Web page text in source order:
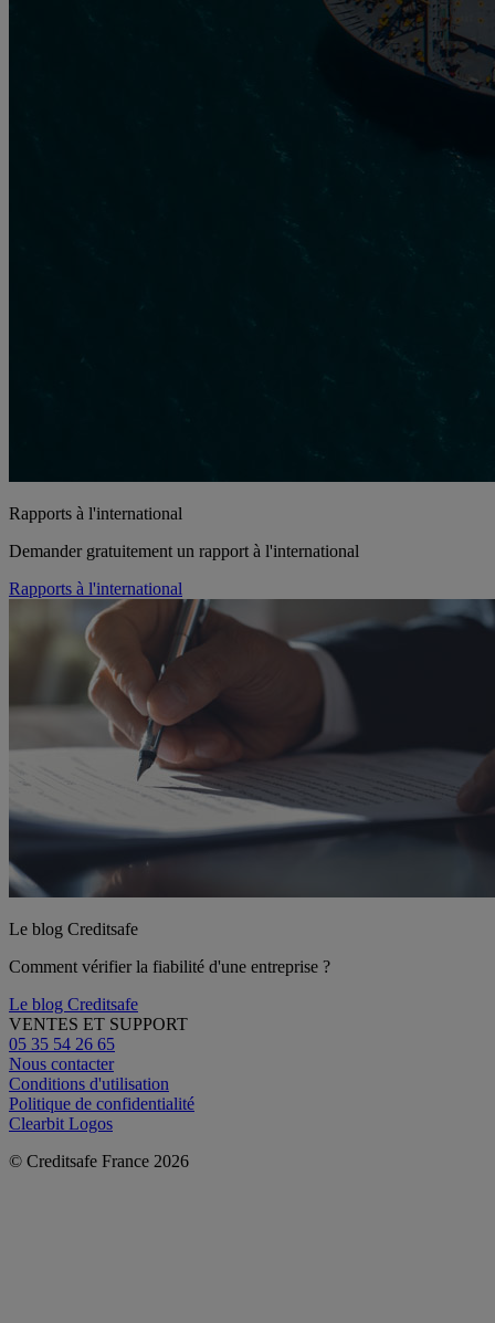
Rapports à l'international
Demander gratuitement un rapport à l'international
Rapports à l'international
Le blog Creditsafe
Comment vérifier la fiabilité d'une entreprise ?
Le blog Creditsafe
VENTES ET SUPPORT
05 35 54 26 65
Nous contacter
Conditions d'utilisation
Politique de confidentialité
Clearbit Logos
© Creditsafe France 2026